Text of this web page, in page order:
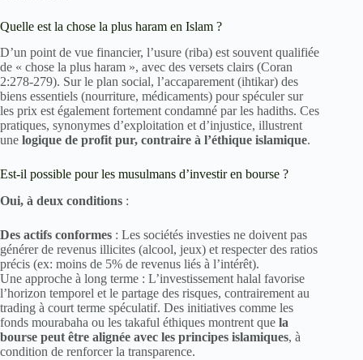
Quelle est la chose la plus haram en Islam ?
D’un point de vue financier, l’usure (riba) est souvent qualifiée
de « chose la plus haram », avec des versets clairs (Coran
2:278-279). Sur le plan social, l’accaparement (ihtikar) des
biens essentiels (nourriture, médicaments) pour spéculer sur
les prix est également fortement condamné par les hadiths. Ces
pratiques, synonymes d’exploitation et d’injustice, illustrent
une logique de profit pur, contraire à l’éthique islamique.
Est-il possible pour les musulmans d’investir en bourse ?
Oui, à deux conditions :
Des actifs conformes : Les sociétés investies ne doivent pas
générer de revenus illicites (alcool, jeux) et respecter des ratios
précis (ex: moins de 5% de revenus liés à l’intérêt).
Une approche à long terme : L’investissement halal favorise
l’horizon temporel et le partage des risques, contrairement au
trading à court terme spéculatif. Des initiatives comme les
fonds mourabaha ou les takaful éthiques montrent que la
bourse peut être alignée avec les principes islamiques, à
condition de renforcer la transparence.